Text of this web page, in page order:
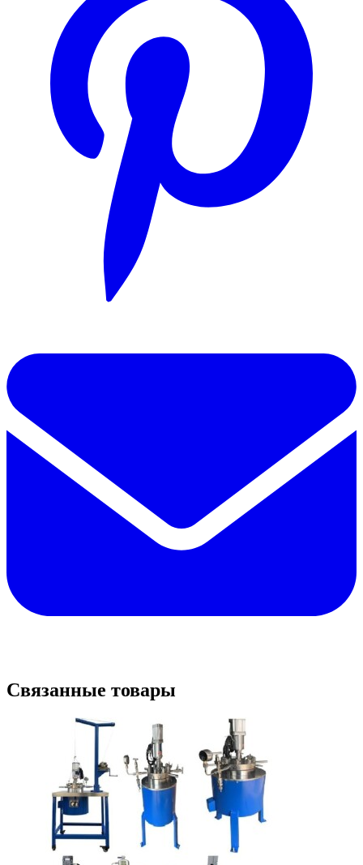
Связанные товары